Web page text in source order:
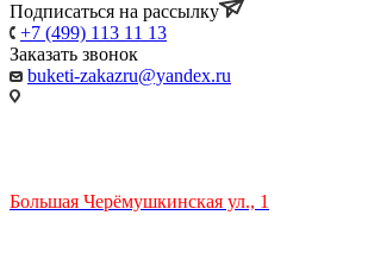
Подписаться на рассылку
+7 (499) 113 11 13
Заказать звонок
buketi-zakazru@yandex.ru
Большая Черёмушкинская ул., 1